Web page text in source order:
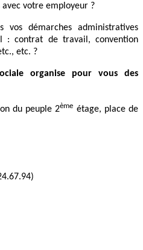
avec votre employeur ?
vos démarches administratives
: contrat de travail, convention
etc. ?
organise pour vous des
du peuple 2ème étage, place de
)